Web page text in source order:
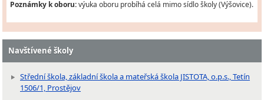
Poznámky k oboru:výuka oboru probíhá celá mimo sídlo školy (Výšovice).
Navštívené školy
Střední škola, základní škola a mateřská škola JISTOTA, o.p.s., Tetín
1506/1, Prostějov